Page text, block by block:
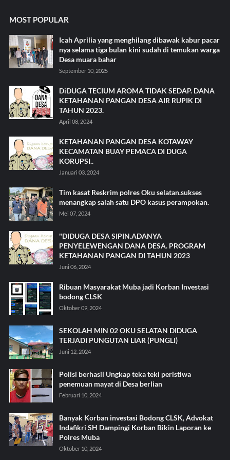
MOST POPULAR
Icah Aprilia yang menghilang dibawak kabur pacar
nya selama tiga bulan kini sudah di temukan warga
Desa muara bahar
September 10, 2025
DiDUGA TECIUM AROMA TIDAK SEDAP. DANA
KETAHANAN PANGAN DESA AIR RUPIK DI
TAHUN 2023.
April 08, 2024
KETAHANAN PANGAN DESA KOTAWAY
KECAMATAN BUAY PEMACA DI DUGA
KORUPSI..
Januari 03, 2024
Tim kasat Reskrim polres Oku selatan.sukses
menangkap salah satu DPO kasus perampokan.
Mei 07, 2024
"DIDUGA DESA SIPIN.ADANYA
PENYELEWENGAN DANA DESA. PROGRAM
KETAHANAN PANGAN DI TAHUN 2023
Juni 06, 2024
Ribuan Masyarakat Muba jadi Korban Investasi
bodong CLSK
Oktober 09, 2024
SEKOLAH MIN 02 OKU SELATAN DIDUGA
TERJADI PUNGUTAN LIAR (PUNGLI)
Juni 12, 2024
Polisi berhasil Ungkap teka teki peristiwa
penemuan mayat di Desa berlian
Februari 10, 2024
Banyak Korban investasi Bodong CLSK, Advokat
Indafikri SH Dampingi Korban Bikin Laporan ke
Polres Muba
Oktober 10, 2024